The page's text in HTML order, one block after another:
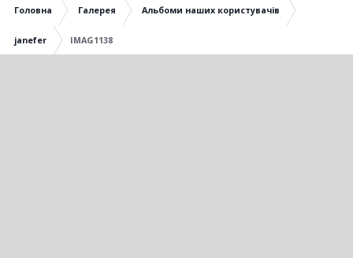
Головна Галерея Альбоми наших користувачів
janefer IMAG1138